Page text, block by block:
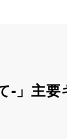
-」主